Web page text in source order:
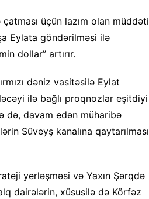
üçün lazım olan müddəti
Eylata göndərilməsi ilə
dollar” artırır.
dəniz vasitəsilə Eylat
ilə bağlı proqnozlar eşitdiyi
də, davam edən müharibə
Süveyş kanalına qaytarılması
yerləşməsi və Yaxın Şərqdə
dairələrin, xüsusilə də Körfəz